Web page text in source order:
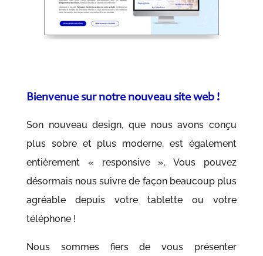
Bienvenue sur notre nouveau site web !
Son nouveau design, que nous avons conçu
plus sobre et plus moderne, est également
entièrement « responsive ». Vous pouvez
désormais nous suivre de façon beaucoup plus
agréable depuis votre tablette ou votre
téléphone !
Nous sommes fiers de vous présenter